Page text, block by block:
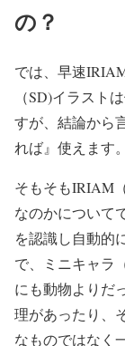
の？
では、早速
（SD)イラスト
すが、結論から
れば』使えます。
そもそもIRIAM
なのかについて
を認識し自動的
で、
ミニキャラ
にも動物よりだ
理があったり、
なものではなく